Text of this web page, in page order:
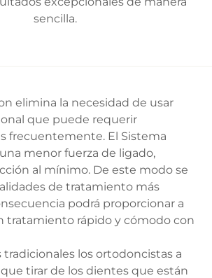
sencilla.
elimina la necesidad de usar
que puede requerir
frecuentemente. El Sistema
menor fuerza de ligado,
al mínimo. De este modo se
de tratamiento más
podrá proporcionar a
tratamiento rápido y cómodo con
tradicionales los ortodoncistas a
tirar de los dientes que están